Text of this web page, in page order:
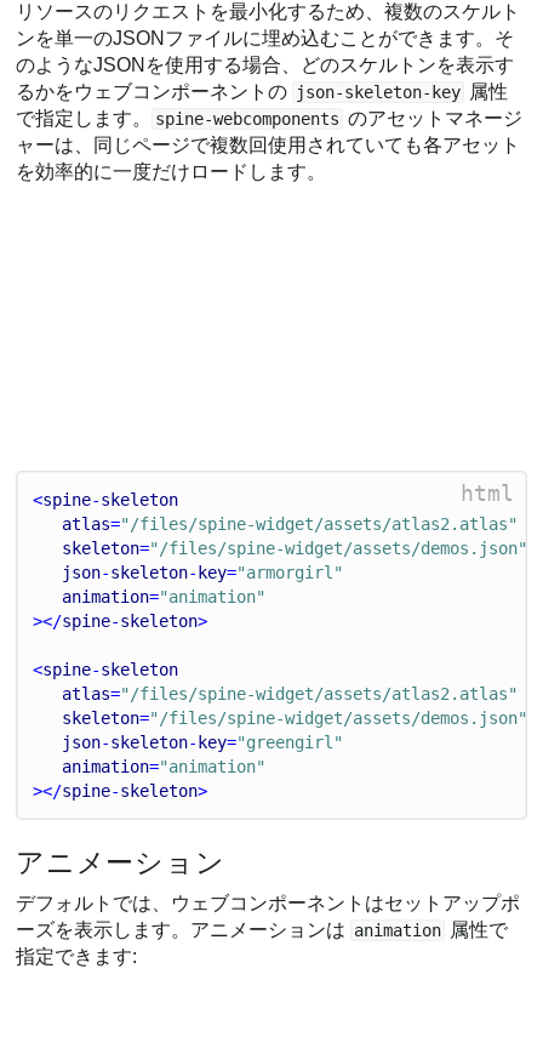
リソースのリクエストを最小化するため、複数のスケルト
ンを単一のJSONファイルに埋め込むことができます。そ
のようなJSONを使用する場合、どのスケルトンを表示す
るかをウェブコンポーネントの json-skeleton-key 属性
で指定します。
spine-webcomponents のアセットマネージ
ャーは、同じページで複数回使用されていても各アセット
を効率的に一度だけロードします。
html
<spine-skeleton
atlas="/files/spine-widget/assets/atlas2.atlas"
skeleton="/files/spine-widget/assets/demos.json"
json-skeleton- key="armorgirl"
animation="animation"
></spine-skeleton>
<spine-skeleton
atlas="/files/spine-widget/assets/atlas2.atlas"
skeleton="/files/spine-widget/assets/demos.json"
json-skeleton- key="greengirl"
animation="animation"
></spine-skeleton>
アニメーション
デフォルトでは、ウェブコンポーネントはセットアップポ
ーズを表示します。アニメーションは animation 属性で
指定できます: